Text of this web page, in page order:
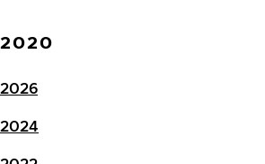
2020
2026
2024